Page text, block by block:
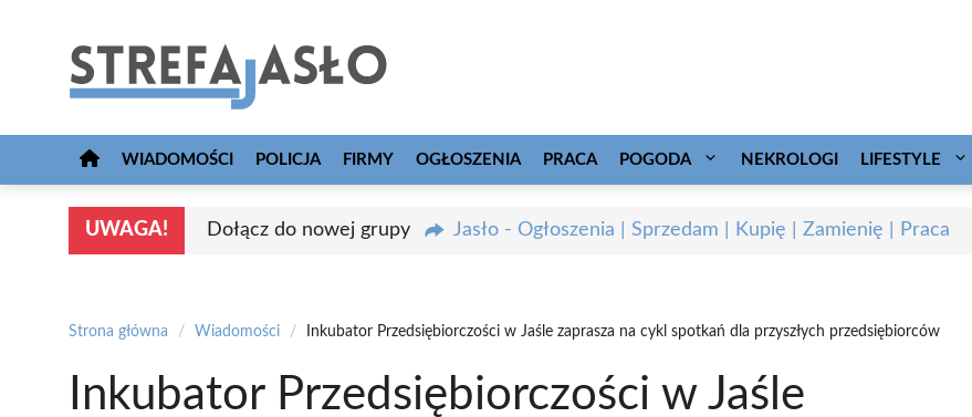
WIADOMOŚCI POLICJA FIRMY OGŁOSZENIA PRACA POGODA NEKROLOGI LIFESTYLE
UWAGA! Dołącz do nowej grupy Jasło - Ogłoszenia | Sprzedam | Kupię | Zamienię | Praca
Strona główna / Wiadomości / Inkubator Przedsiębiorczości w Jaśle zaprasza na cykl spotkań dla przyszłych przedsiębiorców
Inkubator Przedsiębiorczości w Jaśle